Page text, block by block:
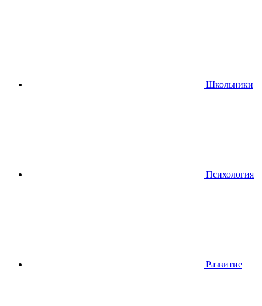
Школьники
Психология
Развитие